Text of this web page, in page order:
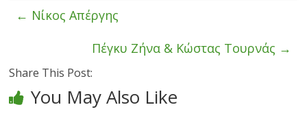
← Νίκος Απέργης
Πέγκυ Ζήνα & Κώστας Τουρνάς →
Share This Post:
You May Also Like